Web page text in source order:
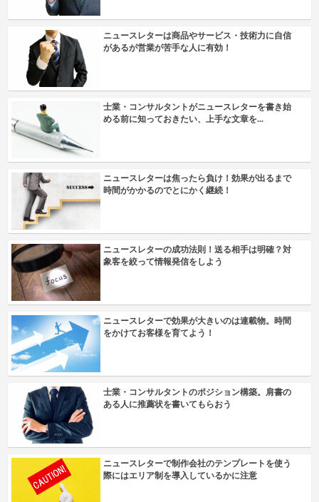
ニュースレターは商品やサービス・技術力に自信
があるが営業が苦手な人に有効！
士業・コンサルタントがニュースレターを書き始
める前に知っておきたい、上手な文章を...
ニュースレターは焦ったら負け！効果が出るまで
時間がかかるのでとにかく継続！
ニュースレターの成功法則！送る相手は明確？対
象客を絞って情報発信をしよう
ニュースレターで効果が大きいのは連載物。時間
をかけてお客様を育てよう！
士業・コンサルタントのポジション構築。肩書の
ある人に推薦状を書いてもらおう
ニュースレターで制作会社のテンプレートを使う
際にはエリア制を導入しているかに注意